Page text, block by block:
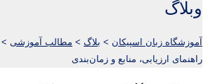
وبلاگ
آموزشگاه زبان اسپیکان > بلاگ > مطالب آموزشی >
راهنمای ارزیابی، منابع و زمان‌بندی